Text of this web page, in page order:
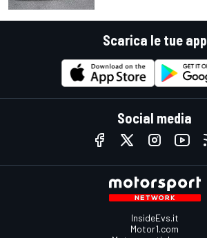
Scarica le tue app
Social media
InsideEvs.it
Motor1.com